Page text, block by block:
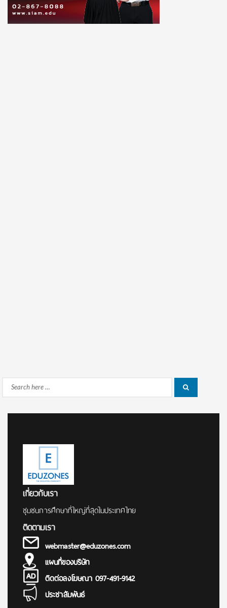
Search
เกี่ยวกับเรา
ชุมชนการศึกษาที่ใหญ่ที่สุดในประเทศไทย
ติดตามเรา
webmaster@eduzones.com
แผนที่ของบริษัท
ติดต่อลงโฆษณา 097-491-9142
ประชาสัมพันธ์